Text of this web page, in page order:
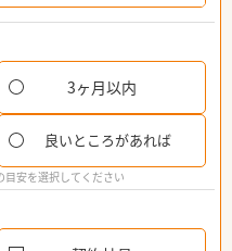
3ヶ月以内
良いところがあれば
目安を選択してください